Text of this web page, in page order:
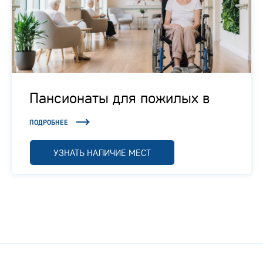
Пансионаты для пожилых в
Подмосковье
ПОДРОБНЕЕ
УЗНАТЬ НАЛИЧИЕ МЕСТ